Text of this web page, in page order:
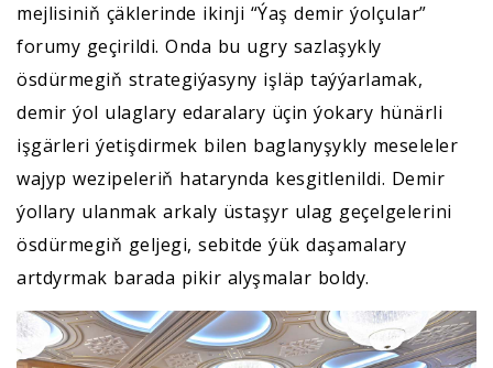
mejlisiniň çäklerinde ikinji “Ýaş demir ýolçular”
forumy geçirildi. Onda bu ugry sazlaşykly
ösdürmegiň strategiýasyny işläp taýýarlamak,
demir ýol ulaglary edaralary üçin ýokary hünärli
işgärleri ýetişdirmek bilen baglanyşykly meseleler
wajyp wezipeleriň hatarynda kesgitlenildi. Demir
ýollary ulanmak arkaly üstaşyr ulag geçelgelerini
ösdürmegiň geljegi, sebitde ýük daşamalary
artdyrmak barada pikir alyşmalar boldy.